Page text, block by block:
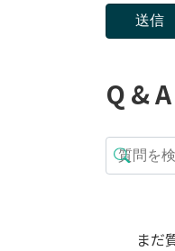
Q & A
まだ